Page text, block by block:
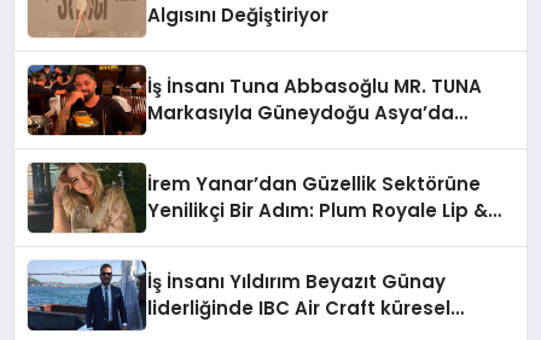
Algısını Değiştiriyor
İş İnsanı Tuna Abbasoğlu MR. TUNA
Markasıyla Güneydoğu Asya’da
İrem Yanar’dan Güzellik Sektörüne
Yenilikçi Bir Adım: Plum Royale Lip &
İş İnsanı Yıldırım Beyazıt Günay
liderliğinde IBC Air Craft küresel